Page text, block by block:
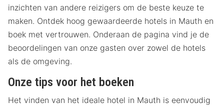
inzichten van andere reizigers om de beste keuze te
maken. Ontdek hoog gewaardeerde hotels in Mauth en
boek met vertrouwen. Onderaan de pagina vind je de
beoordelingen van onze gasten over zowel de hotels
als de omgeving.
Onze tips voor het boeken
Het vinden van het ideale hotel in Mauth is eenvoudig